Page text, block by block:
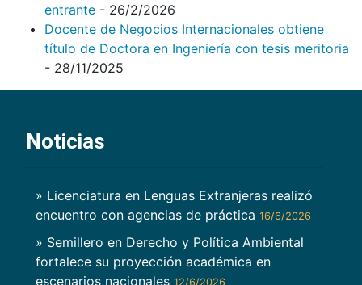
entrante - 26/2/2026
Docente de Negocios Internacionales obtiene
título de Doctora en Ingeniería con tesis meritoria
- 28/11/2025
Noticias
» Licenciatura en Lenguas Extranjeras realizó
encuentro con agencias de práctica 16/6/2026
» Semillero en Derecho y Política Ambiental
fortalece su proyección académica en
escenarios nacionales 12/6/2026